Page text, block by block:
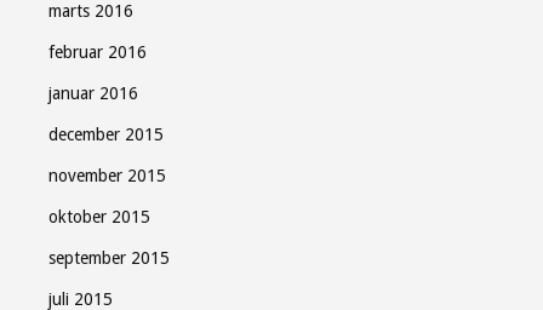
marts 2016
februar 2016
januar 2016
december 2015
november 2015
oktober 2015
september 2015
juli 2015